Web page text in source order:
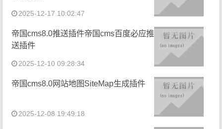
2025-12-17 10:02:47
帝国cms8.0推送插件帝国cms百度必应推
送插件
2025-12-10 09:28:34
帝国cms8.0网站地图SiteMap生成插件
2025-12-08 19:49:18